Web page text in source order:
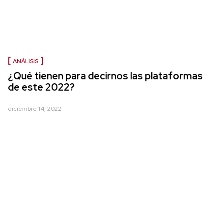
ANÁLISIS
¿Qué tienen para decirnos las plataformas
de este 2022?
diciembre 14, 2022